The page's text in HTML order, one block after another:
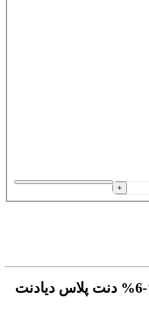
+
گوتا پرکا تقاربی 4%-6% دنت پلاس دیادنت